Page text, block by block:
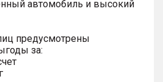
автомобиль и высокий
предусмотрены
за: